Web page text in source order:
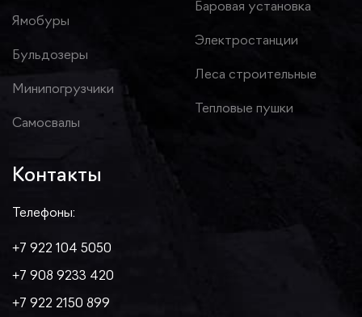
Ямобуры
Бульдозеры
Минипогрузчики
Самосвалы
Баровая установка
Электростанции
Леса строительные
Тепловые пушки
Контакты
Телефоны:
+7 922 104 5050
+7 908 9233 420
+7 922 2150 899